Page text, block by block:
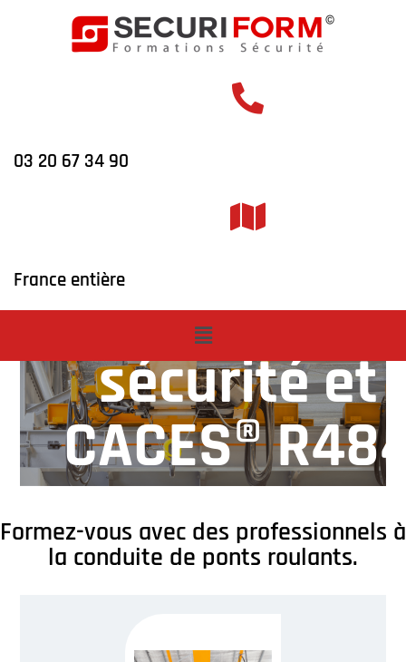
03 20 67 34 90
France entière
Formez-vous avec des professionnels à
la conduite de ponts roulants.
Formation à
conduite en
sécurité et
CACES®